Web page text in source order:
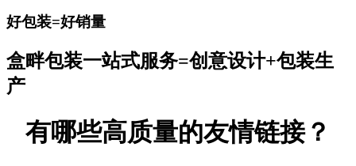
好包装=好销量
盒畔包装一站式服务=创意设计+包装生
产
有哪些高质量的友情链接？